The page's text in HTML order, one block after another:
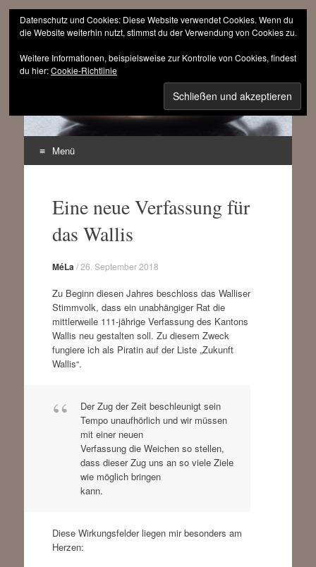
sinnfrei.ch
Menü
springenEine neue Verfassung für
das Wallis
MéLa /26. September 2018
Zu Beginn diesen Jahres beschloss das Walliser
Stimmvolk, dass ein unabhängiger Rat die
mittlerweile 111-jährige Verfassung des Kantons
Wallis neu gestalten soll. Zu diesem Zweck
fungiere ich als Piratin auf der Liste „Zukunft
Wallis“.
Der Zug der Zeit beschleunigt sein
Tempo unaufhörlich und wir müssen
mit einer neuen
Verfassung die Weichen so stellen,
dass dieser Zug uns an so viele Ziele
wie möglich bringen
kann.
Diese Wirkungsfelder liegen mir besonders am
Herzen:
Datenschutz und Cookies: Diese Website verwendet Cookies. Wenn du
die Website weiterhin nutzt, stimmst du der Verwendung von Cookies zu.
Weitere Informationen, beispielsweise zur Kontrolle von Cookies, findest
du hier:Cookie-Richtlinie